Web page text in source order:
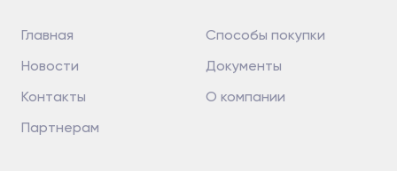
Главная
Способы покупки
Новости
Документы
Контакты
О компании
Партнерам